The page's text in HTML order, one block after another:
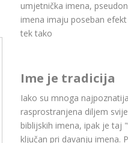
umjetnička imena,
imena imaju poseban
tek tako
Ime je tradicija
Iako su mnoga
rasprostranjena diljem
biblijskih imena, ipak je taj
ključan pri davanju imena.